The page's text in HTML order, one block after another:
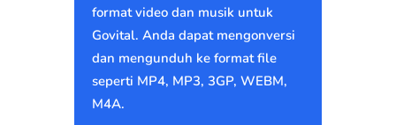
format video dan musik untuk
Govital. Anda dapat mengonversi
dan mengunduh ke format file
seperti MP4, MP3, 3GP, WEBM,
M4A.